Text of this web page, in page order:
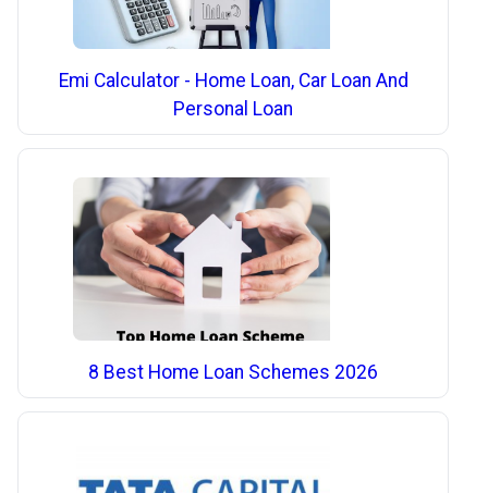
Emi Calculator - Home Loan, Car Loan And
Personal Loan
8 Best Home Loan Schemes 2026